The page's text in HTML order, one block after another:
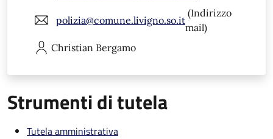
polizia@comune.livigno.so.it
(Indirizzo
mail)
Christian Bergamo
Strumenti di tutela
Tutela amministrativa